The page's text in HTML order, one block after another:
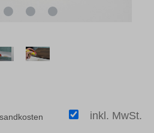
inkl. MwSt.